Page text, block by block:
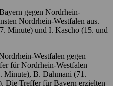
gegen Nordrhein-
Nordrhein-Westfalen aus.
Minute) und I. Kascho (15. und
Westfalen gegen
für Nordrhein-Westfalen
Minute), B. Dahmani (71.
Die Treffer für Bayern erzielten